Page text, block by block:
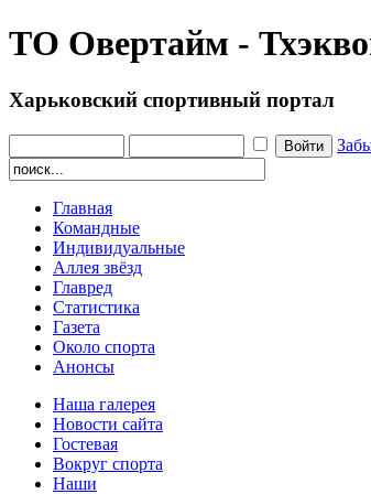
ТО Овертайм -
Харьковский спортивный портал
Главная
Командные
Индивидуальные
Аллея звёзд
Главред
Статистика
Газета
Около спорта
Анонсы
Наша галерея
Новости сайта
Гостевая
Вокруг спорта
Наши